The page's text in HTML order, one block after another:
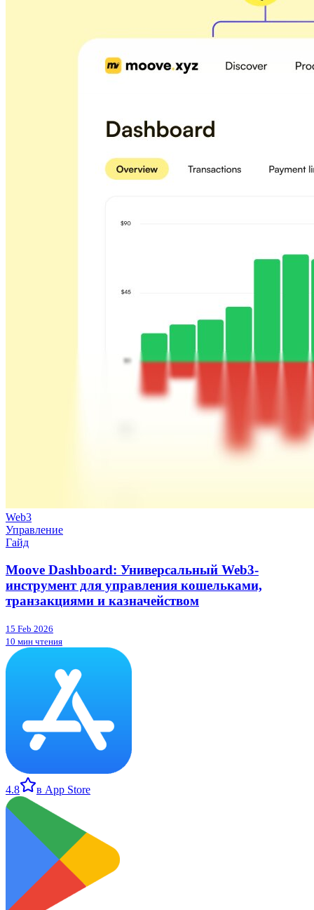
Web3
Управление
Гайд
Moove Dashboard: Универсальный Web3-
инструмент для управления кошельками,
транзакциями и казначейством
15 Feb 2026
10 мин чтения
4.8 в App Store